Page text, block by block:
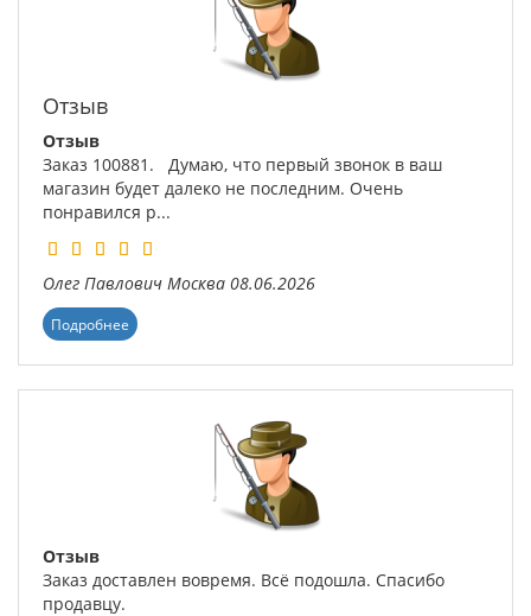
Отзыв
Отзыв
Заказ 100881. Думаю, что первый звонок в ваш
магазин будет далеко не последним. Очень
понравился р...
Олег Павлович Москва 08.06.2026
Подробнее
Отзыв
Заказ доставлен вовремя. Всё подошла. Спасибо
продавцу.